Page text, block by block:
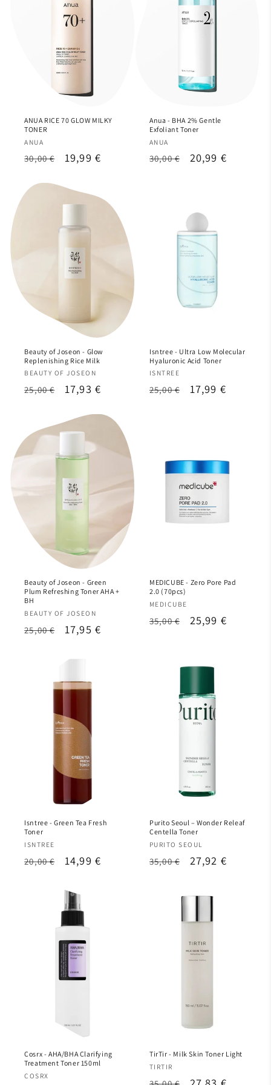
ANUA RICE 70 GLOW MILKY
TONER
Proveedor:
ANUA
Precio
30,00 €
Precio
oferta
19,99 €
Anua - BHA 2% Gentle
Exfoliant Toner
Proveedor:
ANUA
Precio
30,00 €
Precio
20,99 €
Beauty of Joseon - Glow
Replenishing Rice Milk
Proveedor:
BEAUTY OF JOSEON
Precio
25,00 €
Precio
oferta
17,93 €
Isntree - Ultra Low Molecular
Hyaluronic Acid Toner
Proveedor:
ISNTREE
Precio
25,00 €
Precio
17,99 €
Beauty of Joseon - Green
Plum Refreshing Toner AHA +
BH
Proveedor:
BEAUTY OF JOSEON
Precio
25,00 €
Precio
oferta
17,95 €
MEDICUBE - Zero Pore Pad
2.0 (70pcs)
Proveedor:
MEDICUBE
Precio
35,00 €
Precio
25,99 €
Isntree - Green Tea Fresh
Toner
Proveedor:
ISNTREE
Precio
20,00 €
Precio
oferta
14,99 €
Purito Seoul – Wonder Releaf
Centella Toner
Proveedor:
PURITO SEOUL
Precio
35,00 €
Precio
27,92 €
Cosrx - AHA/BHA Clarifying
Treatment Toner 150ml
Proveedor:
COSRX
TirTir - Milk Skin Toner Light
Proveedor:
TIRTIR